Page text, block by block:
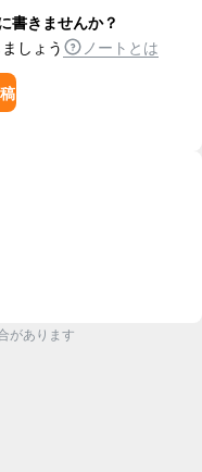
書きませんか？
しょう
ノートとは
があります